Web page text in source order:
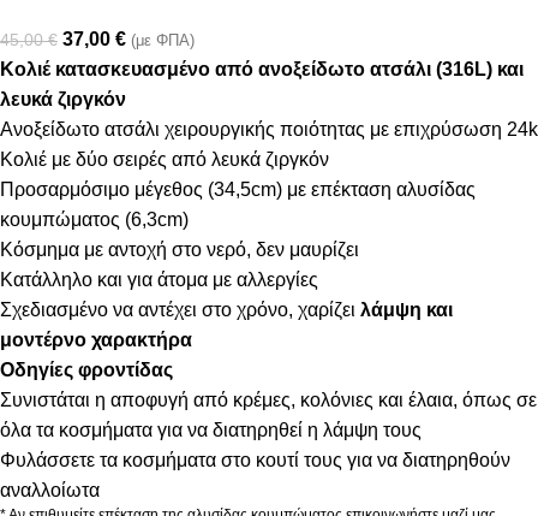
45,00€ 37,00 € (με ΦΠΑ)
Κολιέ κατασκευασμένο από ανοξείδωτο ατσάλι (316L) και
λευκά ζιργκόν
Ανοξείδωτο ατσάλι χειρουργικής ποιότητας με επιχρύσωση 24k
Κολιέ με δύο σειρές από λευκά ζιργκόν
Προσαρμόσιμο μέγεθος (34,5cm) με επέκταση αλυσίδας
κουμπώματος (6,3cm)
Κόσμημα με αντοχή στο νερό, δεν μαυρίζει
Κατάλληλο και για άτομα με αλλεργίες
Σχεδιασμένο να αντέχει στο χρόνο, χαρίζει λάμψη και
μοντέρνο χαρακτήρα
Οδηγίες φροντίδας
Συνιστάται η αποφυγή από κρέμες, κολόνιες και έλαια, όπως σε
όλα τα κοσμήματα για να διατηρηθεί η λάμψη τους
Φυλάσσετε τα κοσμήματα στο κουτί τους για να διατηρηθούν
αναλλοίωτα